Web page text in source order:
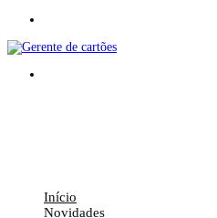
Início
Novidades